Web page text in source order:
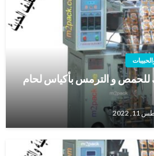
للحمص و الترمس بأكياس لحام
2022